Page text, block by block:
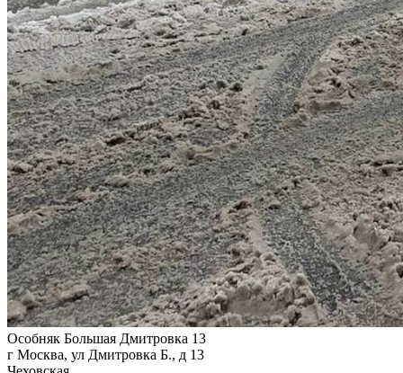
Особняк Большая Дмитровка 13
г Москва, ул Дмитровка Б., д 13